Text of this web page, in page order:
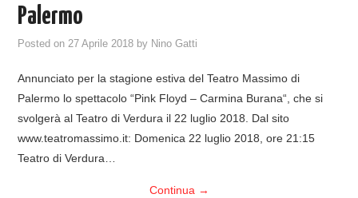
Palermo
Posted on27 Aprile 2018 by Nino Gatti
Annunciato per la stagione estiva del Teatro Massimo di
Palermo lo spettacolo “Pink Floyd – Carmina Burana“, che si
svolgerà al Teatro di Verdura il 22 luglio 2018. Dal sito
www.teatromassimo.it: Domenica 22 luglio 2018, ore 21:15
Teatro di Verdura…
Continua →